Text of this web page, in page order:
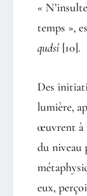
«
temps »,
qudsî [10].
Des
lumière,
œuvrent à
du niveau
eux,